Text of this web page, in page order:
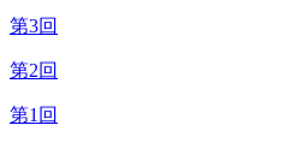
第3回
第2回
第1回